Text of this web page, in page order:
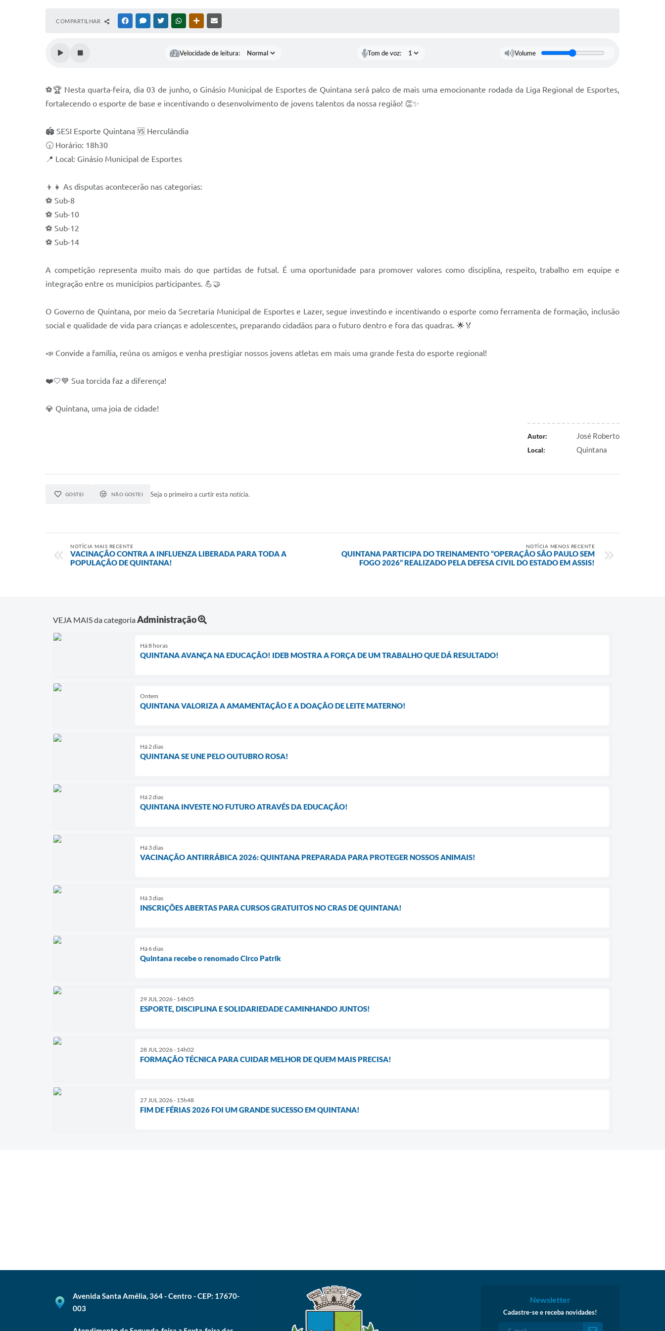
COMPARTILHAR FACEBOOKMESSENGER
TWITTERWHATSAPPOUTRAS MÍDIAS
Velocidade de leitura: Tom de voz: Volume
⚽🏆 Nesta quarta-feira, dia 03 de junho, o Ginásio Municipal de Esportes de Quintana será palco de mais uma emocionante rodada da Liga Regional de Esportes,
fortalecendo o esporte de base e incentivando o desenvolvimento de jovens talentos da nossa região! 👏✨
🏟️ SESI Esporte Quintana 🆚 Herculândia
🕡 Horário: 18h30
📍 Local: Ginásio Municipal de Esportes
👦👧 As disputas acontecerão nas categorias:
⚽ Sub-8
⚽ Sub-10
⚽ Sub-12
⚽ Sub-14
A competição representa muito mais do que partidas de futsal. É uma oportunidade para promover valores como disciplina, respeito, trabalho em equipe e
integração entre os municípios participantes. 💪🤝
O Governo de Quintana, por meio da Secretaria Municipal de Esportes e Lazer, segue investindo e incentivando o esporte como ferramenta de formação, inclusão
social e qualidade de vida para crianças e adolescentes, preparando cidadãos para o futuro dentro e fora das quadras. 🌟🏅
📣 Convide a família, reúna os amigos e venha prestigiar nossos jovens atletas em mais uma grande festa do esporte regional!
❤️🤍💙 Sua torcida faz a diferença!
💎 Quintana, uma joia de cidade!
Autor: José Roberto
Local: Quintana
GOSTEI NÃO GOSTEI Seja o primeiro a curtir esta notícia.
NOTÍCIA MAIS RECENTE
VACINAÇÃO CONTRA A INFLUENZA LIBERADA PARA TODA A
POPULAÇÃO DE QUINTANA!
NOTÍCIA MENOS RECENTE
QUINTANA PARTICIPA DO TREINAMENTO “OPERAÇÃO SÃO PAULO SEM
FOGO 2026” REALIZADO PELA DEFESA CIVIL DO ESTADO EM ASSIS!
VEJA MAIS da categoriaAdministração
Há 8 horas
QUINTANA AVANÇA NA EDUCAÇÃO! IDEB MOSTRA A FORÇA DE UM TRABALHO QUE DÁ RESULTADO!
Ontem
QUINTANA VALORIZA A AMAMENTAÇÃO E A DOAÇÃO DE LEITE MATERNO!
Há 2 dias
QUINTANA SE UNE PELO OUTUBRO ROSA!
Há 2 dias
QUINTANA INVESTE NO FUTURO ATRAVÉS DA EDUCAÇÃO!
Há 3 dias
VACINAÇÃO ANTIRRÁBICA 2026: QUINTANA PREPARADA PARA PROTEGER NOSSOS ANIMAIS!
Há 3 dias
INSCRIÇÕES ABERTAS PARA CURSOS GRATUITOS NO CRAS DE QUINTANA!
Há 6 dias
Quintana recebe o renomado Circo Patrik
29 JUL 2026 - 14h05
ESPORTE, DISCIPLINA E SOLIDARIEDADE CAMINHANDO JUNTOS!
28 JUL 2026 - 14h02
FORMAÇÃO TÉCNICA PARA CUIDAR MELHOR DE QUEM MAIS PRECISA!
27 JUL 2026 - 15h48
FIM DE FÉRIAS 2026 FOI UM GRANDE SUCESSO EM QUINTANA!
Avenida Santa Amélia, 364 - Centro - CEP: 17670-
003
Newsletter
Cadastre-se e receba novidades!